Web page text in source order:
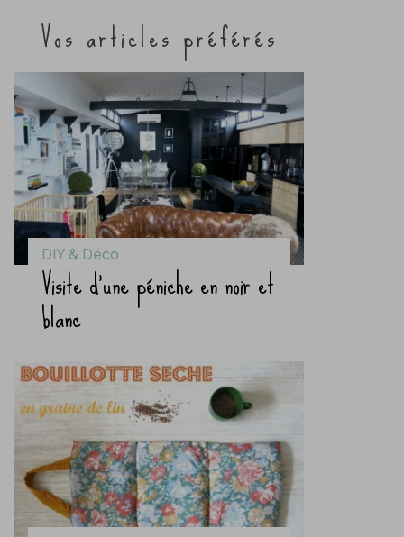
Vos articles préférés
DIY & Déco
Visite d’une péniche en noir et
blanc